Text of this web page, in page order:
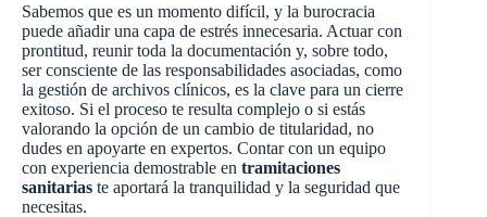
Sabemos que es un momento difícil, y la burocracia
puede añadir una capa de estrés innecesaria. Actuar con
prontitud, reunir toda la documentación y, sobre todo,
ser consciente de las responsabilidades asociadas, como
la gestión de archivos clínicos, es la clave para un cierre
exitoso. Si el proceso te resulta complejo o si estás
valorando la opción de un cambio de titularidad, no
dudes en apoyarte en expertos. Contar con un equipo
con experiencia demostrable en tramitaciones
sanitarias te aportará la tranquilidad y la seguridad que
necesitas.